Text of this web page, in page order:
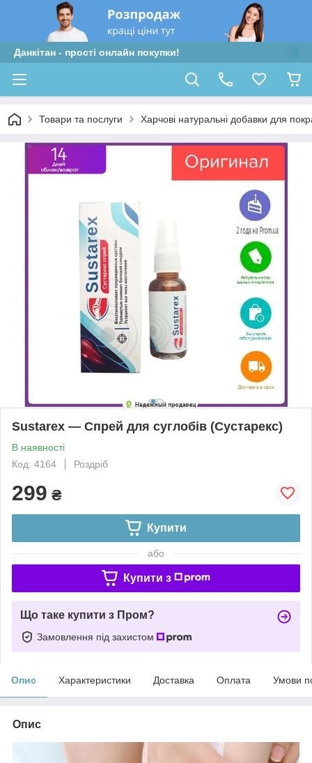
Данкітан - прості онлайн покупки!
Товари та послуги Харчові натуральні добавки для
Sustarex — Спрей для суглобів (Сустарекс)
В наявності
Код: 4164
Роздріб
299 ₴
Купити
або
Купити з
Що таке купити з Пром?
Замовлення під захистом
Опис Характеристики Доставка Оплата Умови
Опис